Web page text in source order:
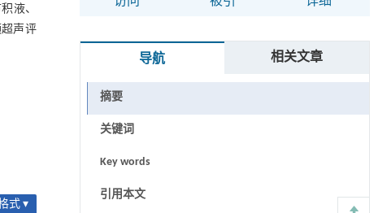
液、
超声评
式 ▾
导航 相关文章
摘要
关键词
Key words
引用本文